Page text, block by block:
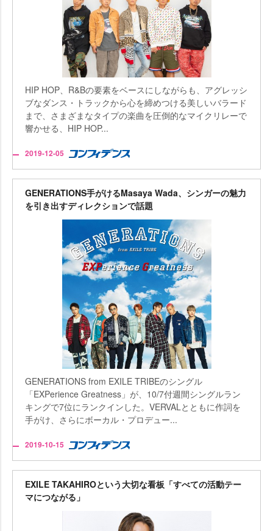
HIP HOP、R&Bの要素をベースにしながらも、アグレッシ
ブなダンス・トラックから心を締めつける美しいバラード
まで、さまざまなタイプの楽曲を圧倒的なマイクリレーで
響かせる、HIP HOP...
2019-12-05
GENERATIONS手がけるMasaya Wada、シンガーの魅力
を引き出すディレクションで話題
GENERATIONS from EXILE TRIBEのシングル
「EXPerience Greatness」が、10/7付週間シングルラン
キングで7位にランクインした。VERVALとともに作詞を
手がけ、さらにボーカル・プロデュー...
2019-10-15
EXILE TAKAHIROという大切な看板「すべての活動テー
マにつながる」